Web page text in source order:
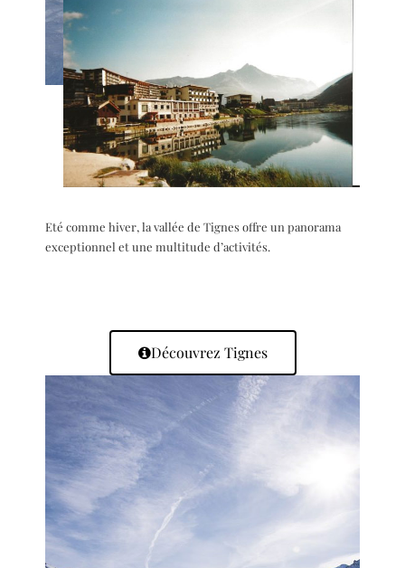
Eté comme hiver, la vallée de Tignes offre un panorama
exceptionnel et une multitude d’activités.
Découvrez Tignes